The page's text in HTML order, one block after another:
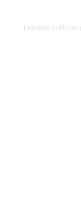
[ Diseñado en Blogger